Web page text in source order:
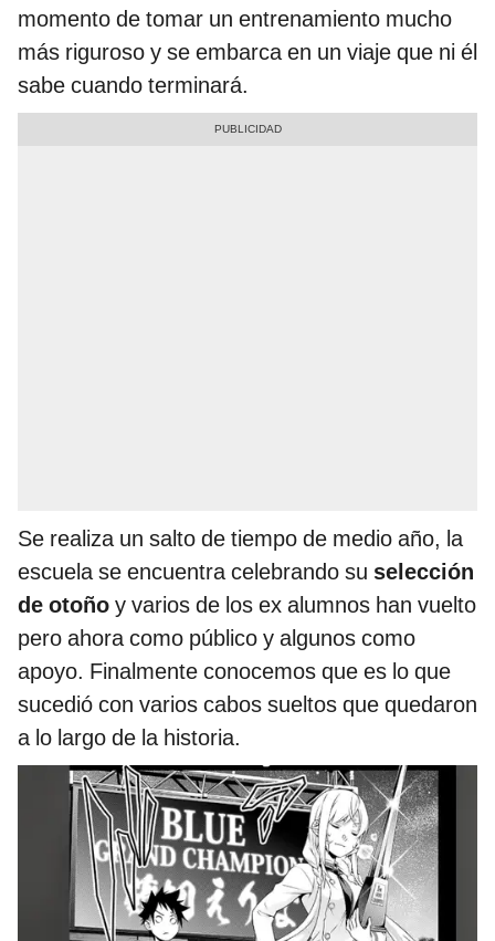
momento de tomar un entrenamiento mucho
más riguroso y se embarca en un viaje que ni él
sabe cuando terminará.
Se realiza un salto de tiempo de medio año, la
escuela se encuentra celebrando su selección
de otoño y varios de los ex alumnos han vuelto
pero ahora como público y algunos como
apoyo. Finalmente conocemos que es lo que
sucedió con varios cabos sueltos que quedaron
a lo largo de la historia.